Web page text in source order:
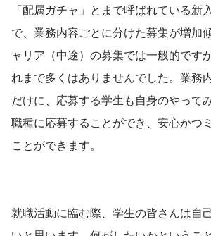
「配属ガチャ」とまで呼ばれている新
で、業務内容ごとに分けた募集が増加
ャリア（中途）の募集では一般的です
れまで多くはありませんでした。業務
だけに、応募する学生も自身のやって
職種に応募することができ、安心かつ
ことができます。
就職活動に臨む際、学生の皆さんは自